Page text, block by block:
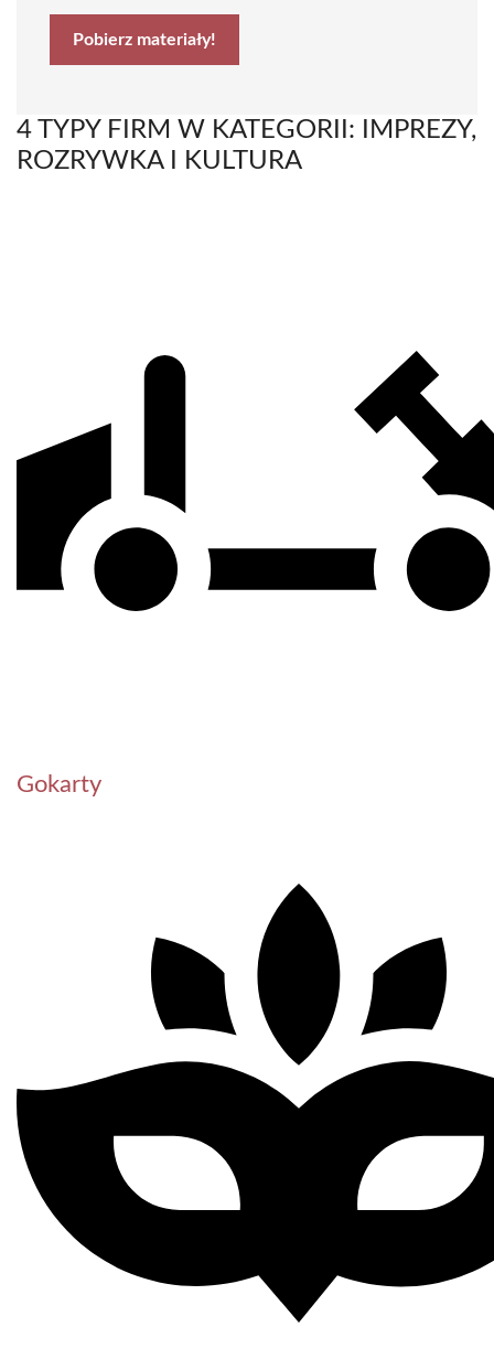
Pobierz materiały!
4 TYPY FIRM W KATEGORII: IMPREZY,
ROZRYWKA I KULTURA
Gokarty